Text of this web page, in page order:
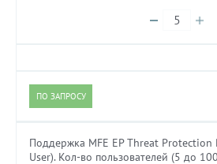
ПО ЗАПРОСУ
Поддержка MFE EP Threat Protection
User). Кол-во пользователей (5 до